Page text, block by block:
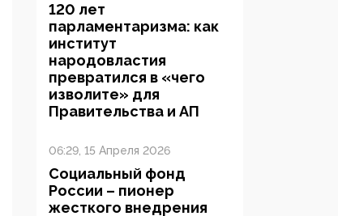
120 лет
парламентаризма: как
институт
народовластия
превратился в «чего
изволите» для
Правительства и АП
06:29, 15 Апреля 2026
Социальный фонд
России – пионер
жесткого внедрения